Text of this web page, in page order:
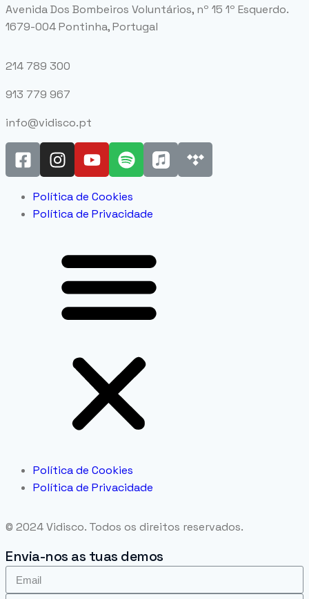
Avenida Dos Bombeiros Voluntários, nº 15 1º Esquerdo.
1679-004 Pontinha, Portugal
214 789 300
913 779 967
info@vidisco.pt
Política de Cookies
Política de Privacidade
Política de Cookies
Política de Privacidade
© 2024 Vidisco. Todos os direitos reservados.
Envia-nos as tuas demos